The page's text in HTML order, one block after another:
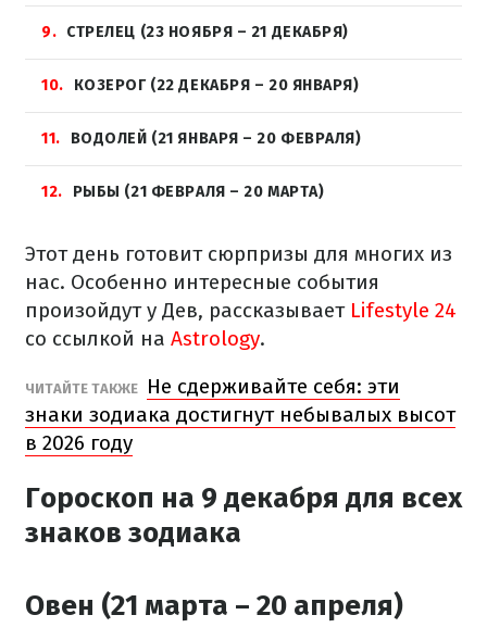
9 СТРЕЛЕЦ (23 НОЯБРЯ – 21 ДЕКАБРЯ)
10 КОЗЕРОГ (22 ДЕКАБРЯ – 20 ЯНВАРЯ)
11 ВОДОЛЕЙ (21 ЯНВАРЯ – 20 ФЕВРАЛЯ)
12 РЫБЫ (21 ФЕВРАЛЯ – 20 МАРТА)
Этот день готовит сюрпризы для многих из
нас. Особенно интересные события
произойдут у Дев, рассказывает Lifestyle 24
со ссылкой на Astrology.
ЧИТАЙТЕ ТАКЖЕ
Не сдерживайте себя: эти
знаки зодиака достигнут небывалых высот
в 2026 году
Гороскоп на 9 декабря для всех
знаков зодиака
Овен (21 марта – 20 апреля)